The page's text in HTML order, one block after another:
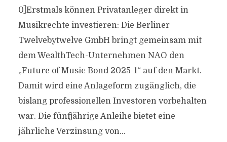
0]Erstmals können Privatanleger direkt in
Musikrechte investieren: Die Berliner
Twelvebytwelve GmbH bringt gemeinsam mit
dem WealthTech-Unternehmen NAO den
„Future of Music Bond 2025-1“ auf den Markt.
Damit wird eine Anlageform zugänglich, die
bislang professionellen Investoren vorbehalten
war. Die fünfjährige Anleihe bietet eine
jährliche Verzinsung von...